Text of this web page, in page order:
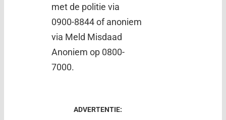
met de politie via
0900-8844 of anoniem
via Meld Misdaad
Anoniem op 0800-
7000.
ADVERTENTIE: